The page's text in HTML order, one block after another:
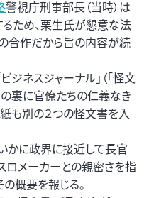
警視庁刑事部長（当時）は
ため、栗生氏が懇意な法
合作だから旨の内容が続
ジネスジャーナル」（「怪文
裏に官僚たちの仁義なき
紙も別の２つの怪文書を入
かに政界に接近して長官
ロメーカーとの親密さを指
概要を報じる。